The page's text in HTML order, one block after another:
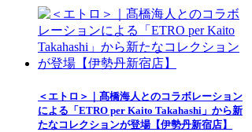
＜エトロ＞｜髙橋海人とのコラボレーション
による「ETRO per Kaito Takahashi」から新
たなコレクションが登場【伊勢丹新宿店】